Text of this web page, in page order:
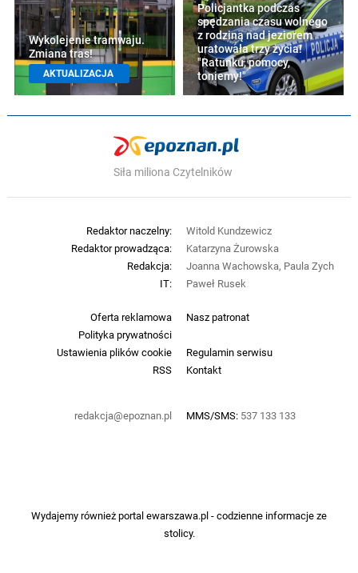
Wykolejenie tramwaju.
Zmiana tras!
AKTUALIZACJA
Policjantka podczas
spędzania czasu wolnego
z rodziną nad jeziorem
uratowała trzy życia!
"Ratunku, pomocy,
toniemy!"
Siła miliona Czytelników
Oferta reklamowa
Nasz patronat
Polityka prywatności
Ustawienia plików cookie
Regulamin serwisu
RSS
Kontakt
redakcja@epoznan.pl MMS/SMS: 537 133 133
Redaktor naczelny:
Witold Kundzewicz
Redaktor prowadząca:
Katarzyna Żurowska
Redakcja:
Joanna Wachowska, Paula Zych
IT:
Paweł Rusek
Wydajemy również portalewarszawa.pl- codzienne informacje ze
stolicy.